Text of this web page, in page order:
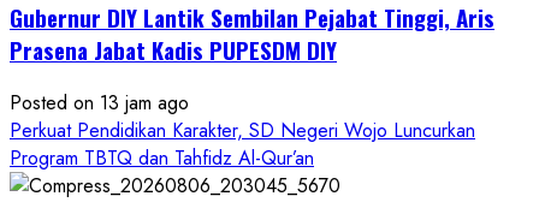
Gubernur DIY Lantik Sembilan Pejabat Tinggi, Aris
Prasena Jabat Kadis PUPESDM DIY
Posted on 13 jam ago
Perkuat Pendidikan Karakter, SD Negeri Wojo Luncurkan
Program TBTQ dan Tahfidz Al-Qur’an